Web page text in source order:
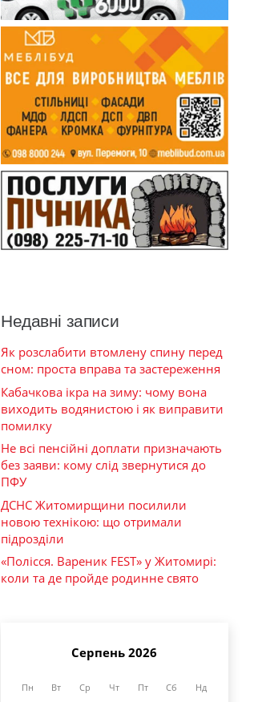
Недавні записи
Як розслабити втомлену спину перед
сном: проста вправа та застереження
Кабачкова ікра на зиму: чому вона
виходить водянистою і як виправити
помилку
Не всі пенсійні доплати призначають
без заяви: кому слід звернутися до
ПФУ
ДСНС Житомирщини посилили
новою технікою: що отримали
підрозділи
«Полісся. Вареник FEST» у Житомирі:
коли та де пройде родинне свято
Серпень 2026
Пн Вт Ср Чт Пт Сб Нд